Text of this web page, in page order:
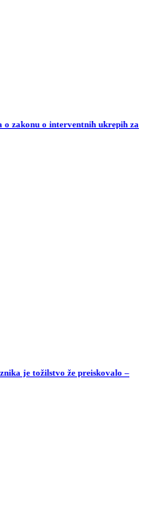
o zakonu o interventnih ukrepih za
je tožilstvo že preiskovalo –